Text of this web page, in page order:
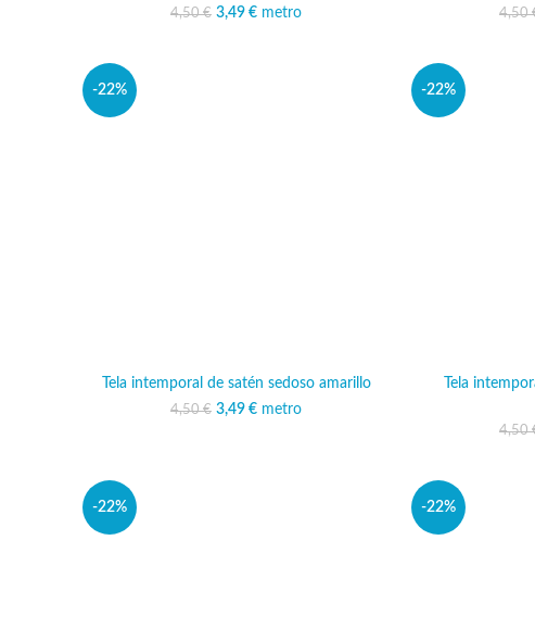
4,50€
El precio original era:
3,49 € El precio actual es:
metro 4,50
-22%
Tela intemporal de satén sedoso amarillo
4,50€
El precio original era:
3,49 € El precio actual es:
metro
-22%
Tela
4,50
-22% -22%